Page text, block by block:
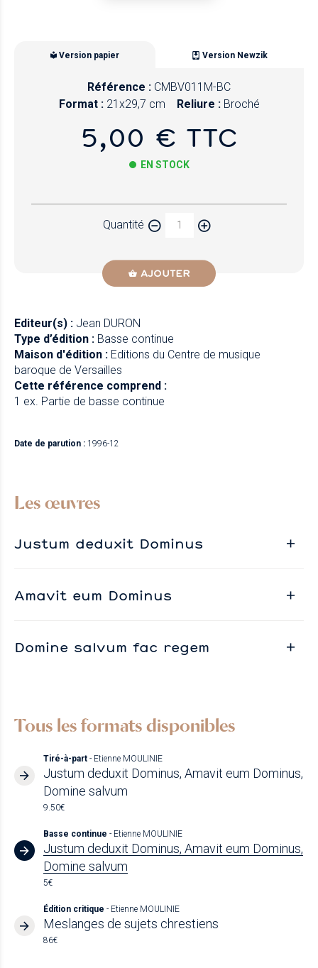
Version papier Version Newzik
Référence : CMBV011M-BC
Format : 21x29,7 cm Reliure : Broché
5,00 € TTC
EN STOCK
Quantité
AJOUTER
Editeur(s) : Jean DURON
Type d’édition : Basse continue
Maison d'édition : Editions du Centre de musique
baroque de Versailles
Cette référence comprend :
1 ex. Partie de basse continue
Date de parution : 1996-12
Les œuvres
Justum deduxit Dominus
Amavit eum Dominus
Domine salvum fac regem
Tous les formats disponibles
Tiré-à-part - Etienne MOULINIE
Justum deduxit Dominus, Amavit eum Dominus,
Domine salvum
9.50€
Basse continue - Etienne MOULINIE
Justum deduxit Dominus, Amavit eum Dominus,
Domine salvum
5€
Édition critique - Etienne MOULINIE
Meslanges de sujets chrestiens
86€